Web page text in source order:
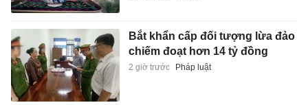
Bắt khẩn cấp đối tượng lừa đảo
chiếm đoạt hơn 14 tỷ đồng
2 giờ trước Pháp luật